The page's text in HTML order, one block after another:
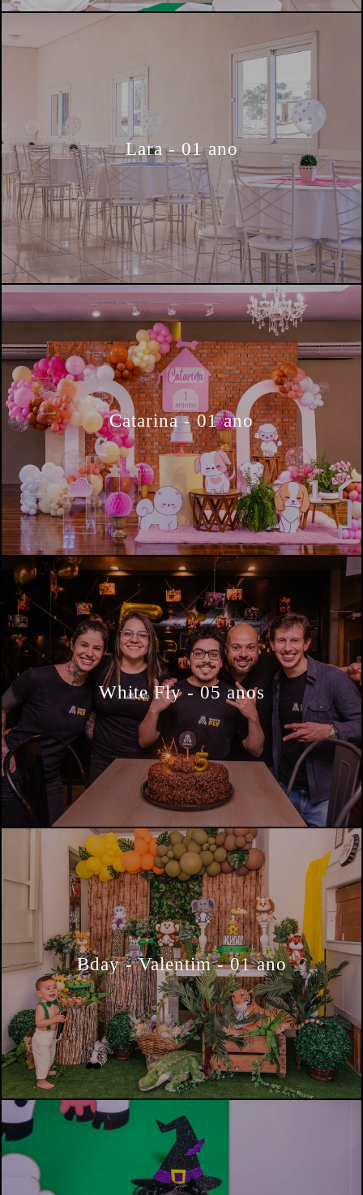
Lara - 01 ano
Catarina - 01 ano
White Fly - 05 anos
Bday - Valentim - 01 ano